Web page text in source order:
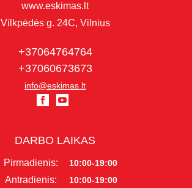
www.eskimas.lt
Vilkpėdės g. 24C, Vilnius
+37064764764
+37060673673
info@eskimas.lt
DARBO LAIKAS
Pirmadienis: 10:00-19:00
Antradienis: 10:00-19:00